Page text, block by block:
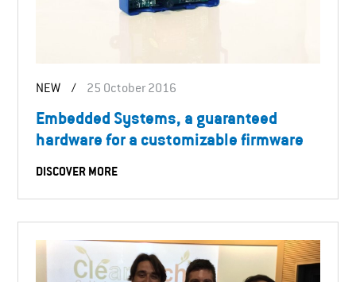
NEW / 25 October 2016
Embedded Systems, a guaranteed
hardware for a customizable firmware
DISCOVER MORE